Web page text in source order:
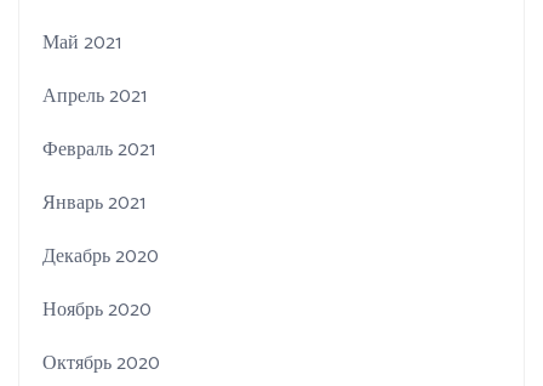
Май 2021
Апрель 2021
Февраль 2021
Январь 2021
Декабрь 2020
Ноябрь 2020
Октябрь 2020